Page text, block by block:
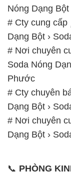
Nóng Dạng
# Cty cung cấp
Dạng Bột ›
# Nơi chuyên
Soda Nóng
Phước
# Cty chuyên
Dạng Bột ›
# Nơi chuyên
Dạng Bột ›
📞 PHÒNG